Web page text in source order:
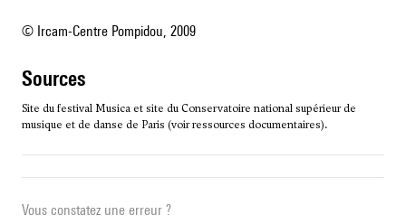
© Ircam-Centre Pompidou, 2009
sources
Site du festival Musica et site du Conservatoire national supérieur de
musique et de danse de Paris (voir ressources documentaires).
Vous constatez une erreur ?